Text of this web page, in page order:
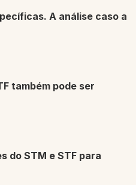
A análise caso a
também pode ser
do STM e STF para